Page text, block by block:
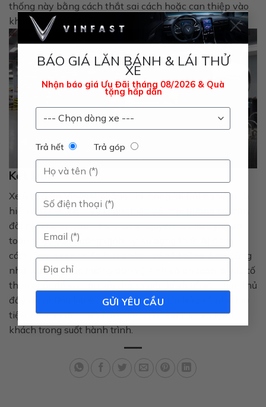
BÁO GIÁ LĂN BÁNH & LÁI THỬ
XE
Nhận báo giá Ưu Đãi tháng 08/2026 & Quà
tặng hấp dẫn
Trả hết Trả góp
×
thống này bằng cách thắt sai cách hoặc can thiệp vào
khóa dây đai an toàn.
Kết luận
Xe ô tô điện VinFast không chỉ mang lại trải nghiệm lái
hiện đại, tiết kiệm và thân thiện với môi trường mà còn
đòi hỏi chủ xe tuân thủ những nguyên tắc sử dụng an
toàn. Việc bảo dưỡng định kỳ, sử dụng thiết bị đúng
cách, tránh can thiệp trái phép vào hệ thống điện, cũng
như tuân thủ các hướng dẫn vệ sinh và an toàn là yếu tố
then chốt để xe luôn vận hành bền bỉ và tối ưu. Tuân thủ
đầy đủ những lưu ý trên không chỉ giúp bảo vệ phương
tiện, mà còn đảm bảo an toàn cho người lái và hành
khách trong suốt hành trình.